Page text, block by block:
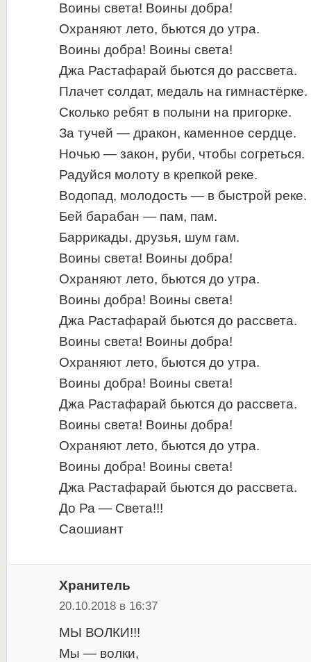
Воины света! Воины добра!
Охраняют лето, бьются до утра.
Воины добра! Воины света!
Джа Растафарай бьются до рассвета.
Плачет солдат, медаль на гимнастёрке.
Сколько ребят в полыни на пригорке.
За тучей — дракон, каменное сердце.
Ночью — закон, руби, чтобы согреться.
Радуйся молоту в крепкой реке.
Водопад, молодость — в быстрой реке.
Бей барабан — пам, пам.
Баррикады, друзья, шум гам.
Воины света! Воины добра!
Охраняют лето, бьются до утра.
Воины добра! Воины света!
Джа Растафарай бьются до рассвета.
Воины света! Воины добра!
Охраняют лето, бьются до утра.
Воины добра! Воины света!
Джа Растафарай бьются до рассвета.
Воины света! Воины добра!
Охраняют лето, бьются до утра.
Воины добра! Воины света!
Джа Растафарай бьются до рассвета.
До Ра — Света!!!
Саошиант
Хранитель
20.10.2018 в 16:37
МЫ ВОЛКИ!!!
Мы — волки,